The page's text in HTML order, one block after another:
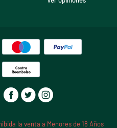
la venta a Menores de 18 Años